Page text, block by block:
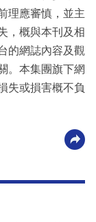
理應審慎，並主
，概與本刊及相
的網誌內容及觀
。本集團旗下網
失或損害概不負